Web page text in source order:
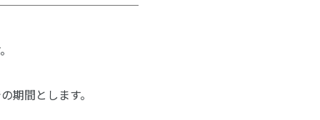
期間とします。